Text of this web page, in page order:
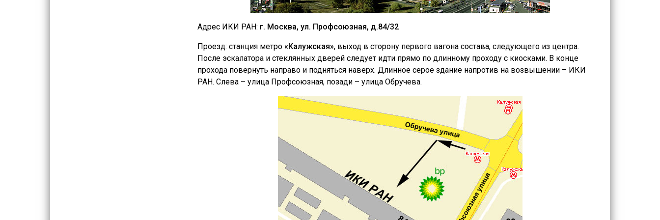
Адрес ИКИ РАН: г. Москва, ул. Профсоюзная, д.84/32
Проезд: станция метро «Калужская», выход в сторону первого вагона состава, следующего из центра.
После эскалатора и стеклянных дверей следует идти прямо по длинному проходу с киосками. В конце
прохода повернуть направо и подняться наверх. Длинное серое здание напротив на возвышении – ИКИ
РАН. Слева – улица Профсоюзная, позади – улица Обручева.